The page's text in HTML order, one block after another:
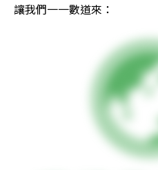
讓我們一一數道來：